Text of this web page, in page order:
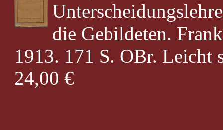
die Gebildeten.
1913. 171 S. OBr.
24,00 €